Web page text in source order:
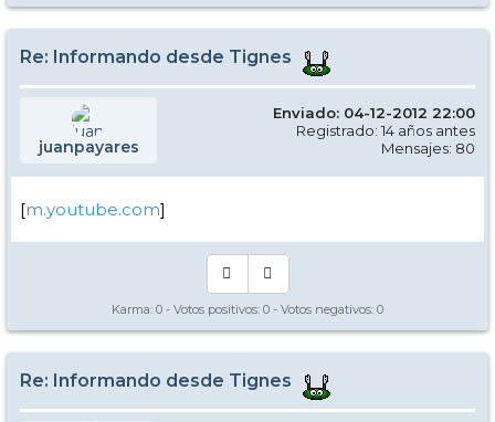
Re: Informando desde Tignes
juanpayares
Enviado: 04-12-2012 22:00
Registrado: 14 años antes
Mensajes: 80
[m.youtube.com]
Karma: 0 - Votos positivos: 0 - Votos negativos: 0
Re: Informando desde Tignes